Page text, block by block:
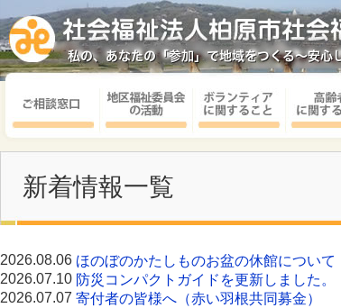
新着情報一覧
2026.08.06 ほのぼのかたしものお盆の休館について
2026.07.10 防災コンパクトガイドを更新しました。
2026.07.07 寄付者の皆様へ（赤い羽根共同募金）